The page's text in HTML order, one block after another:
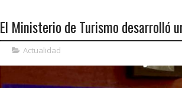
El Ministerio de Turismo desarrolló
Actualidad